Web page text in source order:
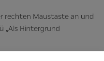
rechten Maustaste an und
„Als Hintergrund